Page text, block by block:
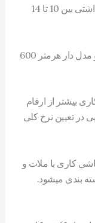
دستمزد نصب کاشی و سرامیک سرویس بهداشتی بین 10 تا 14
نرخ دستمزد کاشی کاری استخری معمولی و مدل دار هرمتر 600
بیشتر از ارقام
در تعیین نرخ کلی
کاری با ملات و
بندی میشود.